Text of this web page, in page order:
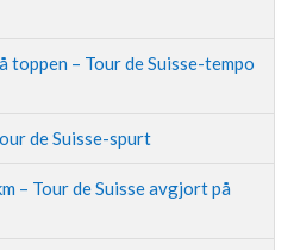
toppen – Tour de Suisse-tempo
de Suisse-spurt
– Tour de Suisse avgjort på